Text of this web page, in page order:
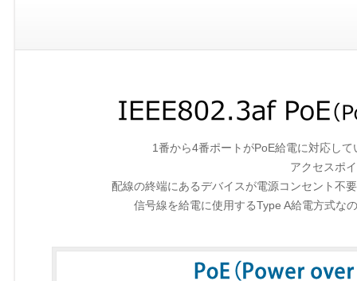
1番から4番ポートがPoE給電に対応し
アクセスポ
配線の終端にあるデバイスが電源コンセント不
信号線を給電に使用するType A給電方式な